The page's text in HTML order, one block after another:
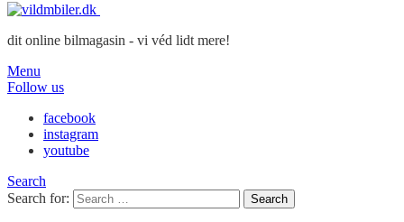
dit online bilmagasin - vi véd lidt mere!
Menu
Follow us
facebook
instagram
youtube
Search
Search for:
Search